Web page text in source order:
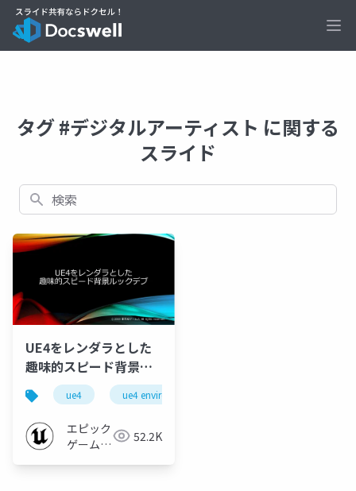
タグ #デジタルアーティスト に関する
スライド
検索
UE4をレンダラとした
趣味的スピード背景ル
ックデブ【UE4
Environment Art Dive
2019】
ue4 ue4 environment art dive 2019
エピック
ゲームズ
52.2K